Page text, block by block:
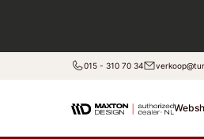
015 - 310 70 34